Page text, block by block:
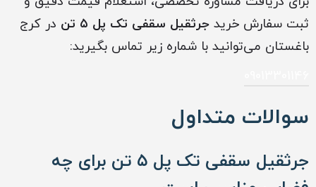
ثبت سفارش خرید جرثقیل سقفی تک پل ۵ تن
در کرج
باغستان می‌توانید با شماره زیر تماس بگیرید:
سوالات متداول
جرثقیل سقفی تک پل ۵ تن برای چه